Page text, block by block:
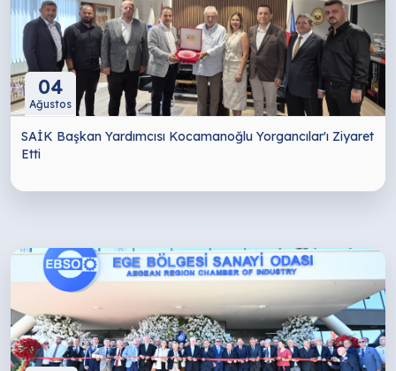
04
Ağustos
SAİK Başkan Yardımcısı Kocamanoğlu Yorgancılar'ı Ziyaret
Etti